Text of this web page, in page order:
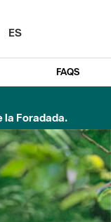
ES
FAQS
la Foradada.